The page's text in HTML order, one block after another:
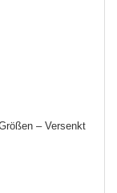
– Versenkt